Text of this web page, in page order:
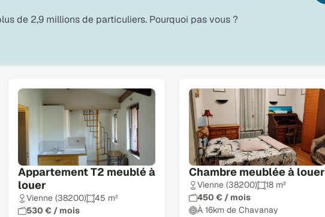
Appartement T2 meublé à
louer
Vienne (38200)
45 m²
530 € / mois
Chambre meublée à louer
Vienne (38200)
18 m²
450 € / mois
À 16km de Chavanay
de 2,9 millions de particuliers. Pourquoi pas vous ?